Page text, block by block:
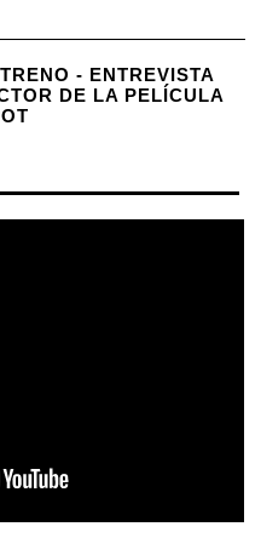
- ENTREVISTA
DE LA PELÍCULA